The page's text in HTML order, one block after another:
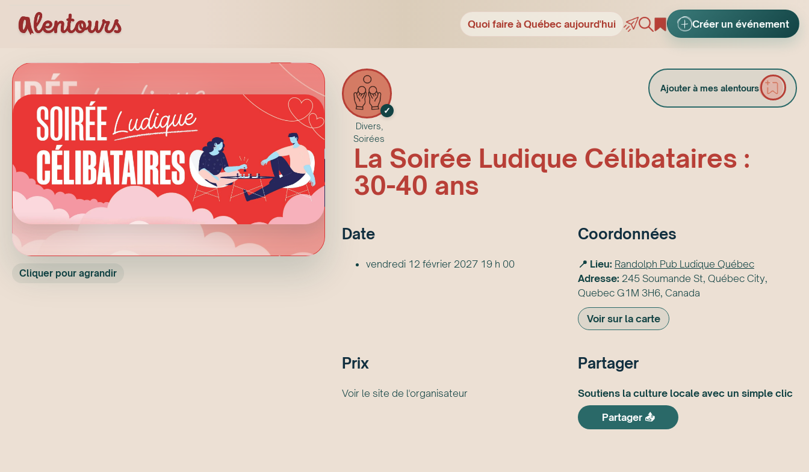
Quoi faire à Québec aujourd'hui Créer un événement
Cliquer pour agrandir
✓
Divers,
Soirées
Ajouter à mes alentours
La Soirée Ludique Célibataires :
30-40 ans
Date
vendredi 12 février 2027 19 h 00
Coordonnées
📍 Lieu: Randolph Pub Ludique Québec
Adresse: 245 Soumande St, Québec City,
Quebec G1M 3H6, Canada
Voir sur la carte
Prix
Voir le site de l'organisateur
Partager
Soutiens la culture locale avec un simple clic
Partager 📤